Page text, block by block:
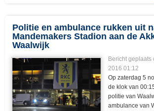
Politie en ambulance rukken uit
Mandemakers Stadion aan de
Waalwijk
Bericht geplaats
2016 01:12
Op zaterdag 5
de klok van
politie van
ambulance van